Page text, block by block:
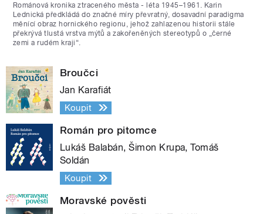
Románová kronika ztraceného města - léta 1945–1961. Karin
Lednická předkládá do značné míry převratný, dosavadní paradigma
měnící obraz hornického regionu, jehož zahlazenou historii stále
překrývá tlustá vrstva mýtů a zakořeněných stereotypů o „černé
zemi a rudém kraji“.
Broučci
Jan Karafiát
Koupit
Román pro pitomce
Lukáš Balabán, Šimon Krupa, Tomáš
Soldán
Koupit
Moravské pověsti